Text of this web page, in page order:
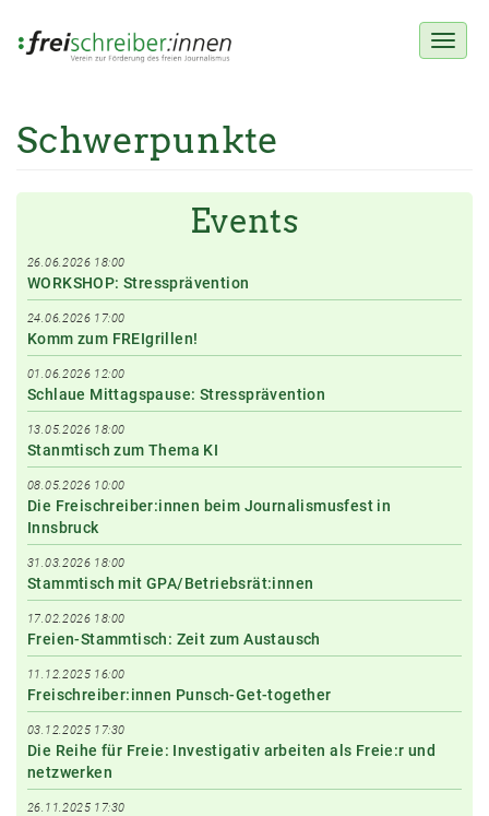
Direkt
zum
Toggle
Schwerpunkte
Events
26.06.2026 18:00
WORKSHOP: Stressprävention
24.06.2026 17:00
Komm zum FREIgrillen!
01.06.2026 12:00
Schlaue Mittagspause: Stressprävention
13.05.2026 18:00
Stanmtisch zum Thema KI
08.05.2026 10:00
Die Freischreiber:innen beim Journalismusfest in
Innsbruck
31.03.2026 18:00
Stammtisch mit GPA/Betriebsrät:innen
17.02.2026 18:00
Freien-Stammtisch: Zeit zum Austausch
11.12.2025 16:00
Freischreiber:innen Punsch-Get-together
03.12.2025 17:30
Die Reihe für Freie: Investigativ arbeiten als Freie:r und
netzwerken
26.11.2025 17:30